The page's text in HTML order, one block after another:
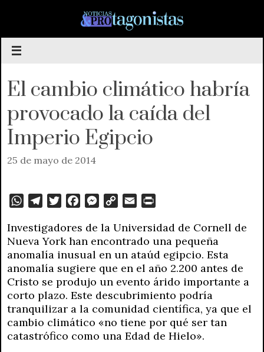
contenido
El cambio climático habría
provocado la caída del
Imperio Egipcio
25 de mayo de 2014
W
a
t
s
A
p
p
l
e
g
r
a
m
i
t
t
e
r
c
e
b
o
o
k
M
s
s
e
n
g
e
r
p
y
L
n
k
a
i
l
i
n
t
F
r
i
e
n
d
Investigadores de la Universidad de Cornell de
Nueva York han encontrado una pequeña
anomalía inusual en un ataúd egipcio. Esta
anomalía sugiere que en el año 2.200 antes de
Cristo se produjo un evento árido importante a
corto plazo. Este descubrimiento podría
tranquilizar a la comunidad científica, ya que el
cambio climático «no tiene por qué ser tan
catastrófico como una Edad de Hielo».